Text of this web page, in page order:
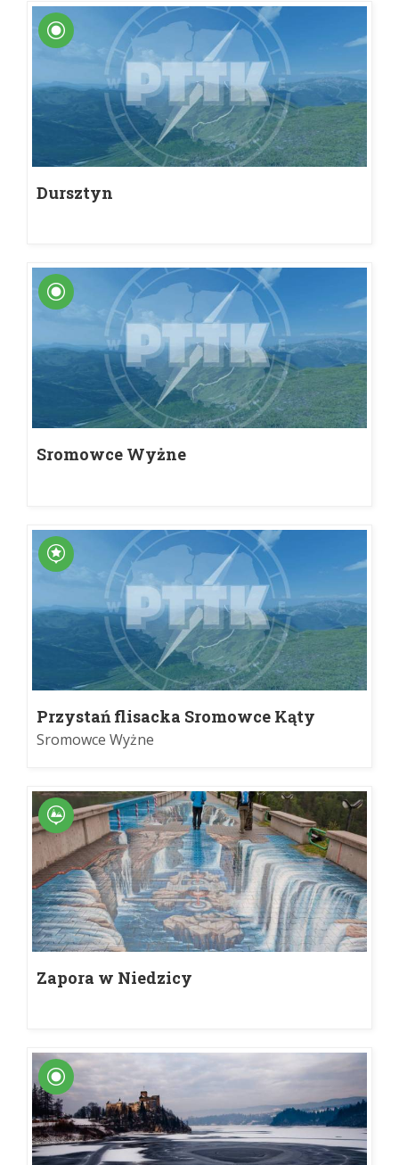
Dursztyn
Sromowce Wyżne
Przystań flisacka Sromowce Kąty
Sromowce Wyżne
Zapora w Niedzicy